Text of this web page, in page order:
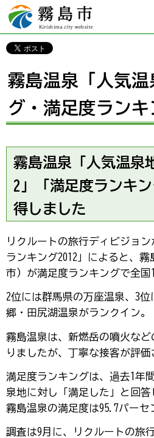
霧島市 Kirishima
city website
霧島温泉「人気温
グ・満足度ランキ
霧島温泉「人気温泉
2」「満足度ランキ
得しました
リクルートの旅行ディビジョ
ランキング2012」によると、
市）が満足度ランキングで全国
2位には群馬県の万座温泉、3
郷・田尻湖温泉がランクイン。
霧島温泉は、新燃岳の噴火な
りましたが、丁寧な接客が評価
満足度ランキングは、過去1年
泉地に対し「満足した」と回答
霧島温泉の満足度は95.7パーセ
調査は9月に、リクルートの旅